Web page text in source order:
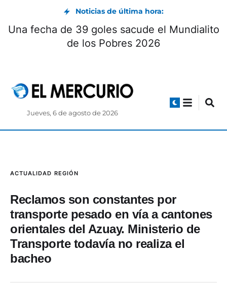
Noticias de última hora:
Una fecha de 39 goles sacude el Mundialito
de los Pobres 2026
Jueves, 6 de agosto de 2026
ACTUALIDAD REGIÓN
Reclamos son constantes por
transporte pesado en vía a cantones
orientales del Azuay. Ministerio de
Transporte todavía no realiza el
bacheo